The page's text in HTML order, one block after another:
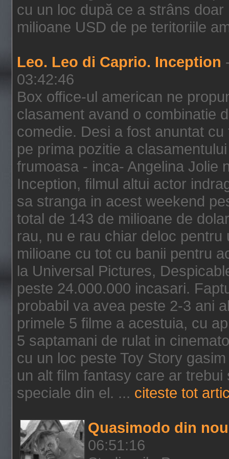
cu un loc după ce a strâns
milioane USD de pe teritoriile
Leo. Leo di Caprio. Inception
03:42:46
Box office-ul american ne
clasament avand o combinatie
comedie. Desi a fost anuntat
pe prima pozitie a
frumoasa - inca- Angelina Jolie
Inception, filmul altui actor
sa stranga in acest weekend
total de 143 de milioane de
rau, nu e rau chiar deloc
milioane cu tot cu banii pentru
la Universal Pictures,
peste 24.000.000 incasari.
probabil va avea peste 2-3 ani
primele 5 filme a acestuia, cu
5 saptamani de rulat in
cu un loc peste Toy Story
un alt film fantasy care ar
speciale din el. ... citeste tot
Quasimodo din
06:51:16